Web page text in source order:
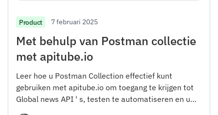
Product 7 februari 2025
Met behulp van Postman collectie
met apitube.io
Leer hoe u Postman Collection effectief kunt
gebruiken met apitube.io om toegang te krijgen tot
Global news API ' s, testen te automatiseren en uw